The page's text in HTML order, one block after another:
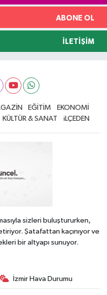
ABONE OL
İLETIŞIM
EĞİTİM
EKONOMİ
KÜLTÜR & SANAT iLÇEDEN
sizleri buluştururken,
Şatafattan kaçınıyor ve
bir altyapı sunuyor.
İzmir Hava Durumu